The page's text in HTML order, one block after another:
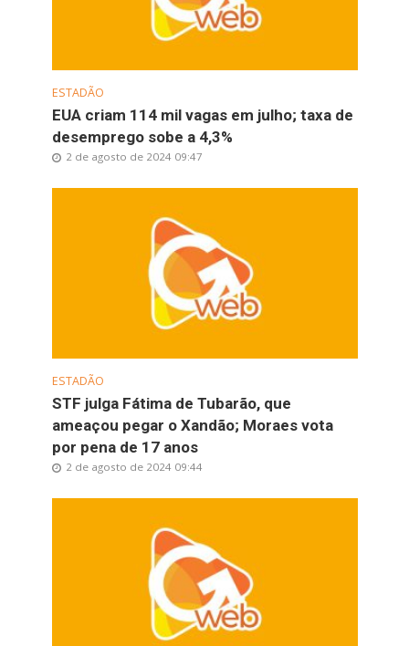
ESTADÃO
EUA criam 114 mil vagas em julho; taxa de
desemprego sobe a 4,3%
2 de agosto de 2024 09:47
ESTADÃO
STF julga Fátima de Tubarão, que
ameaçou pegar o Xandão; Moraes vota
por pena de 17 anos
2 de agosto de 2024 09:44